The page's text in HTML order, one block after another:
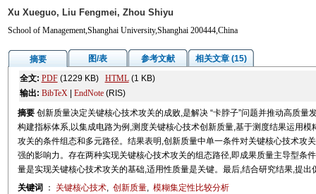
Xu Xueguo, Liu Fengmei, Zhou Shiyu
School of Management,Shanghai University,Shanghai 200444,China
摘要 图/表 参考文献
相关文章 (15)
全文: PDF(1229 KB) HTML(1 KB)
输出: BibTeX| EndNote(RIS)
摘要 创新质量决定关键核心技术攻关的成败,是解决 “卡脖子”问题并推动高质
构建指标体系,以集成电路为例,测度关键核心技术创新质量,基于测度结果运用
攻关的条件组态和多元路径。结果表明,创新质量中单一条件对关键核心技术攻
强的影响力。存在两种实现关键核心技术攻关的组态路径,即成果质量主导型条
量是实现关键核心技术攻关的基础,适用性质量是关键。最后,结合研究结果,提
关键词
： 关键核心技术, 创新质量, 模糊集定性比较分析